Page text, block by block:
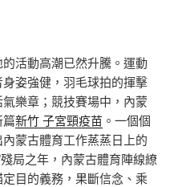
活動高潮已然升騰。運動
姿強健，羽毛球拍的揮擊
樂章；競技賽場中，內蒙
篇新竹 子宮頸疫苗 。一個個
蒙古體育工作蒸蒸日上的
局之年，內蒙古體育陣線繚
目的義務，果斷信念、乘